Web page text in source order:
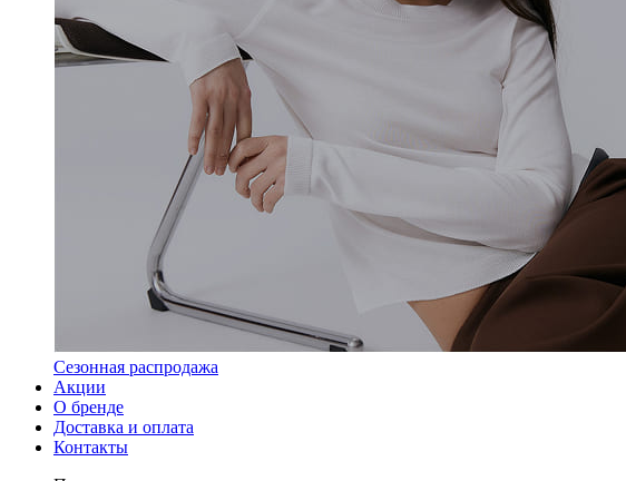
Сезонная распродажа
Акции
О бренде
Доставка и оплата
Контакты